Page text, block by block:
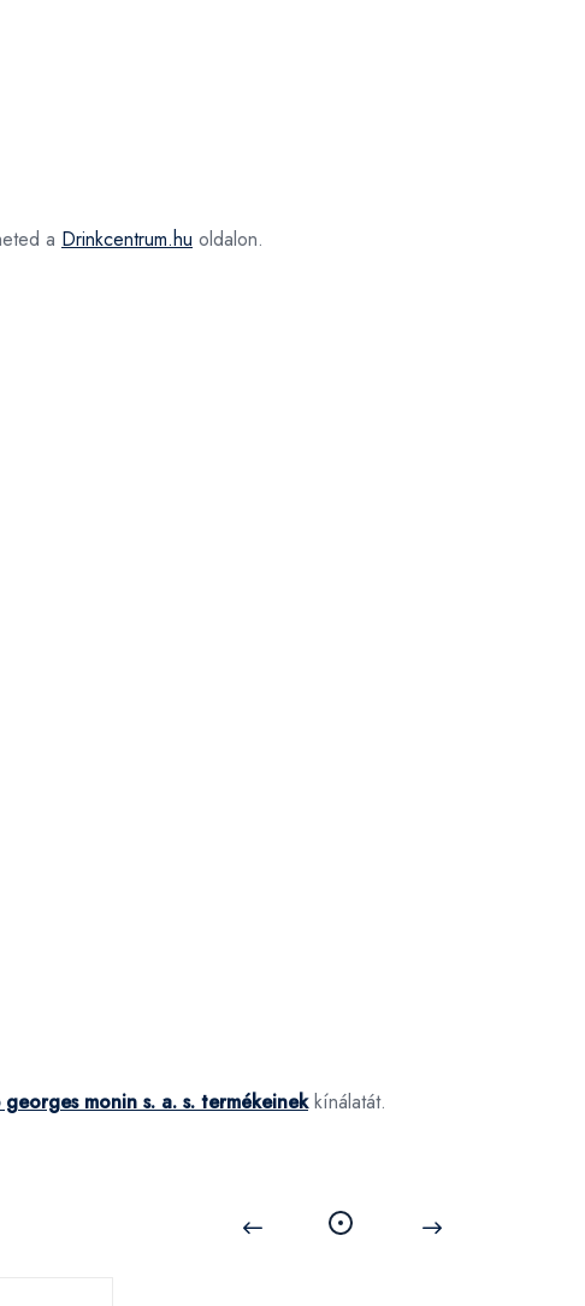
a Drinkcentrum.hu oldalon.
monin s. a. s. termékeinekkínálatát.